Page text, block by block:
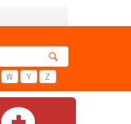
W Y Z